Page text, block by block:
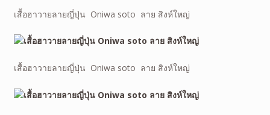
เสื้อฮาวายลายญี่ปุ่น Oniwa soto ลาย สิงห์ใหญ่
เสื้อฮาวายลายญี่ปุ่น Oniwa soto ลาย สิงห์ใหญ่